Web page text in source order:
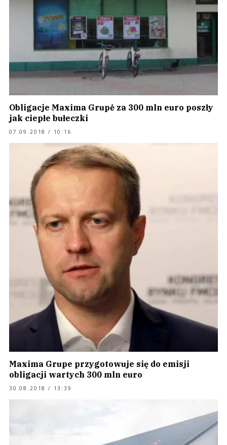
Obligacje Maxima Grupė za 300 mln euro poszły
jak ciepłe bułeczki
07.09.2018 / 10:16
Maxima Grupe przygotowuje się do emisji
obligacji wartych 300 mln euro
30.08.2018 / 13:39